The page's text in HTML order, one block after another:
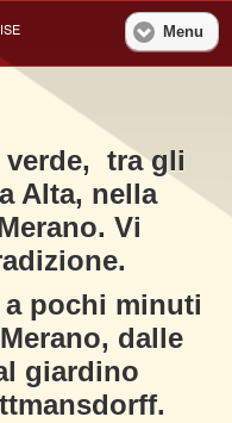
Menu
tra gli
Alta, nella
Vi
pochi minuti
dalle
giardino